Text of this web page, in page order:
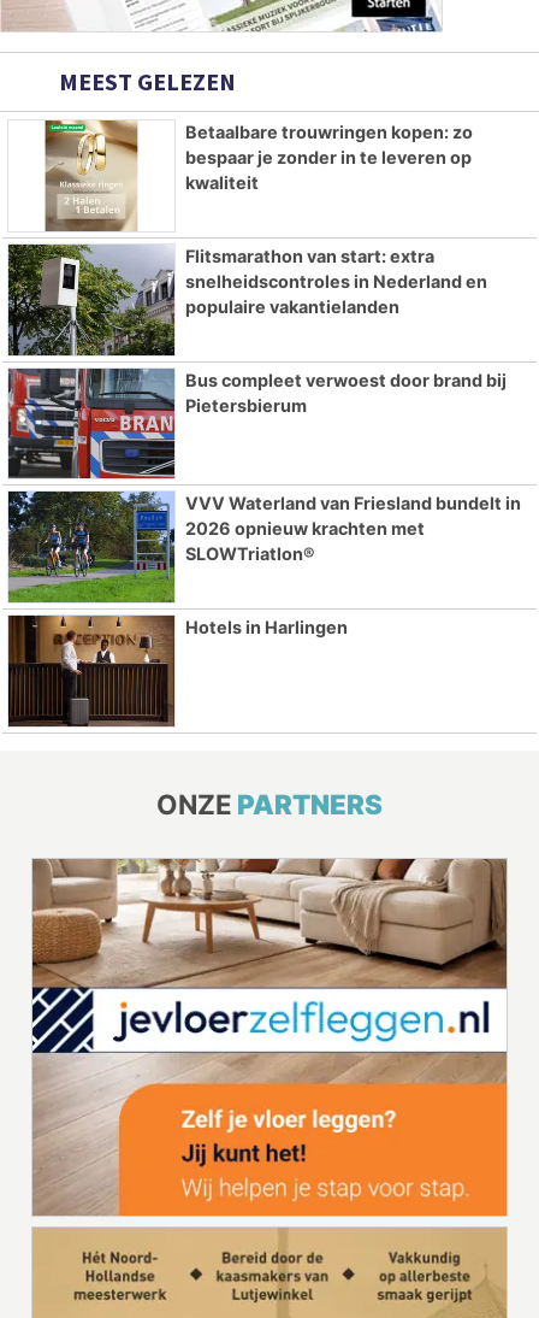
MEEST GELEZEN
Betaalbare trouwringen kopen: zo
bespaar je zonder in te leveren op
kwaliteit
Flitsmarathon van start: extra
snelheidscontroles in Nederland en
populaire vakantielanden
Bus compleet verwoest door brand bij
Pietersbierum
VVV Waterland van Friesland bundelt in
2026 opnieuw krachten met
SLOWTriatlon®
Hotels in Harlingen
ONZE PARTNERS